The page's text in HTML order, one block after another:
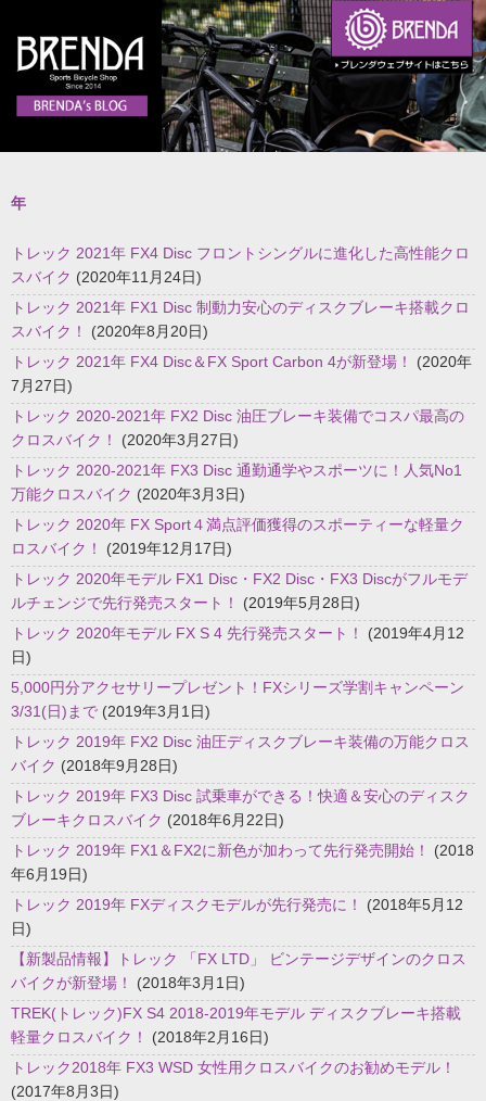
年
トレック 2021年 FX4 Disc フロントシングルに進化した高性能クロ
スバイク (2020年11月24日)
トレック 2021年 FX1 Disc 制動力安心のディスクブレーキ搭載クロ
スバイク！
(2020年8月20日)
トレック 2021年 FX4 Disc＆FX Sport Carbon 4が新登場！
(2020年
7月27日)
トレック 2020-2021年 FX2 Disc 油圧ブレーキ装備でコスパ最高の
クロスバイク！
(2020年3月27日)
トレック 2020-2021年 FX3 Disc 通勤通学やスポーツに！人気No1
万能クロスバイク (2020年3月3日)
トレック 2020年 FX Sport４満点評価獲得のスポーティーな軽量ク
ロスバイク！
(2019年12月17日)
トレック 2020年モデル FX1 Disc・FX2 Disc・FX3 Discがフルモデ
ルチェンジで先行発売スタート！
(2019年5月28日)
トレック 2020年モデル FX S 4 先行発売スタート！
(2019年4月12
日)
5,000円分アクセサリープレゼント！FXシリーズ学割キャンペーン
3/31(日)まで (2019年3月1日)
トレック 2019年 FX2 Disc 油圧ディスクブレーキ装備の万能クロス
バイク (2018年9月28日)
トレック 2019年 FX3 Disc 試乗車ができる！快適＆安心のディスク
ブレーキクロスバイク (2018年6月22日)
トレック 2019年 FX1＆FX2に新色が加わって先行発売開始！
(2018
年6月19日)
トレック 2019年 FXディスクモデルが先行発売に！
(2018年5月12
日)
【新製品情報】トレック 「FX LTD」 ビンテージデザインのクロス
バイクが新登場！
(2018年3月1日)
TREK(トレック)FX S4 2018-2019年モデル ディスクブレーキ搭載
軽量クロスバイク！
(2018年2月16日)
トレック2018年 FX3 WSD 女性用クロスバイクのお勧めモデル！
(2017年8月3日)